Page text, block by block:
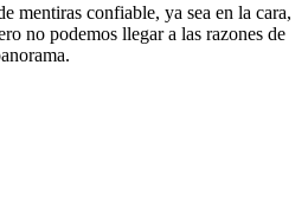
mentiras confiable, ya sea en la cara,
no podemos llegar a las razones de